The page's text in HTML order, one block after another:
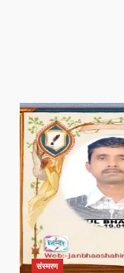
संस्मरण